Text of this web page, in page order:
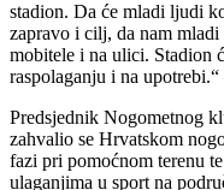
stadion. Da će mladi ljudi
zapravo i cilj, da nam mladi
mobitele i na ulici. Stadion
raspolaganju i na
Predsjednik Nogometnog
zahvalio se Hrvatskom
fazi pri pomoćnom terenu
ulaganjima u sport na